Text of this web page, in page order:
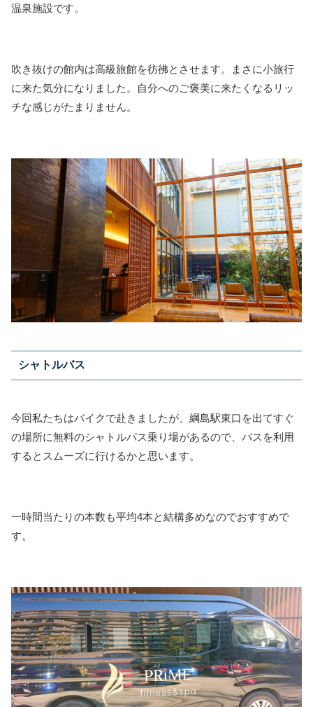
温泉施設です。
吹き抜けの館内は高級旅館を彷彿とさせます。まさに小旅行
に来た気分になりました。自分へのご褒美に来たくなるリッ
チな感じがたまりません。
シャトルバス
今回私たちはバイクで赴きましたが、綱島駅東口を出てすぐ
の場所に無料のシャトルバス乗り場があるので、バスを利用
するとスムーズに行けるかと思います。
一時間当たりの本数も平均4本と結構多めなのでおすすめで
す。